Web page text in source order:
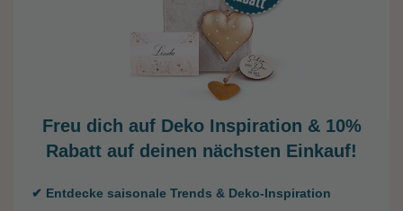
Freu dich auf Deko Inspiration & 10%
Rabatt auf deinen nächsten Einkauf!
✔ Entdecke saisonale Trends & Deko-Inspiration